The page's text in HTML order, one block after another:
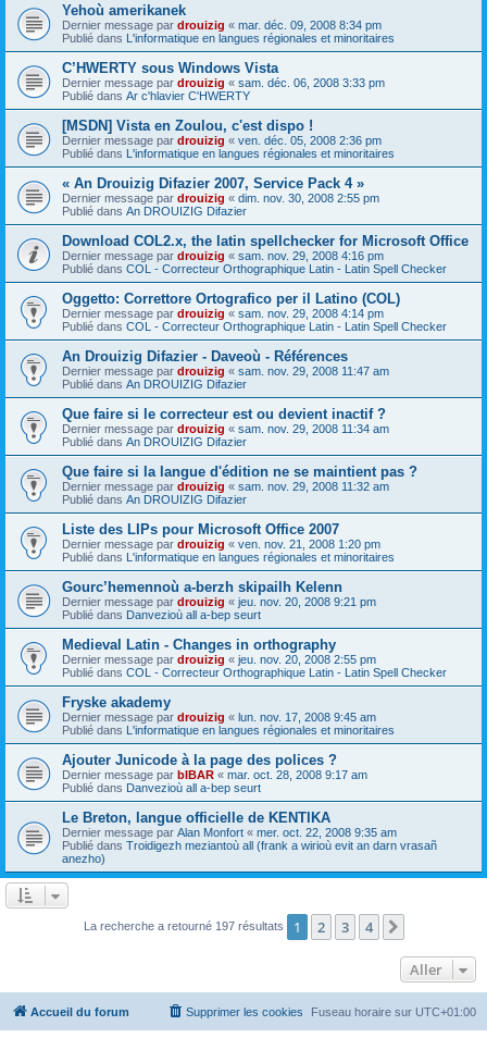
Yehoù amerikanek
Dernier message par drouizig « mar. déc. 09, 2008 8:34 pm
Publié dans L'informatique en langues régionales et minoritaires
C’HWERTY sous Windows Vista
Dernier message par drouizig « sam. déc. 06, 2008 3:33 pm
Publié dans Ar c'hlavier C'HWERTY
[MSDN] Vista en Zoulou, c'est dispo !
Dernier message par drouizig « ven. déc. 05, 2008 2:36 pm
Publié dans L'informatique en langues régionales et minoritaires
« An Drouizig Difazier 2007, Service Pack 4 »
Dernier message par drouizig « dim. nov. 30, 2008 2:55 pm
Publié dans An DROUIZIG Difazier
Download COL2.x, the latin spellchecker for Microsoft Office
Dernier message par drouizig « sam. nov. 29, 2008 4:16 pm
Publié dans COL - Correcteur Orthographique Latin - Latin Spell Checker
Oggetto: Correttore Ortografico per il Latino (COL)
Dernier message par drouizig « sam. nov. 29, 2008 4:14 pm
Publié dans COL - Correcteur Orthographique Latin - Latin Spell Checker
An Drouizig Difazier - Daveoù - Références
Dernier message par drouizig « sam. nov. 29, 2008 11:47 am
Publié dans An DROUIZIG Difazier
Que faire si le correcteur est ou devient inactif ?
Dernier message par drouizig « sam. nov. 29, 2008 11:34 am
Publié dans An DROUIZIG Difazier
Que faire si la langue d'édition ne se maintient pas ?
Dernier message par drouizig « sam. nov. 29, 2008 11:32 am
Publié dans An DROUIZIG Difazier
Liste des LIPs pour Microsoft Office 2007
Dernier message par drouizig « ven. nov. 21, 2008 1:20 pm
Publié dans L'informatique en langues régionales et minoritaires
Gourc’hemennoù a-berzh skipailh Kelenn
Dernier message par drouizig « jeu. nov. 20, 2008 9:21 pm
Publié dans Danvezioù all a-bep seurt
Medieval Latin - Changes in orthography
Dernier message par drouizig « jeu. nov. 20, 2008 2:55 pm
Publié dans COL - Correcteur Orthographique Latin - Latin Spell Checker
Fryske akademy
Dernier message par drouizig « lun. nov. 17, 2008 9:45 am
Publié dans L'informatique en langues régionales et minoritaires
Ajouter Junicode à la page des polices ?
Dernier message par bIBAR « mar. oct. 28, 2008 9:17 am
Publié dans Danvezioù all a-bep seurt
Le Breton, langue officielle de KENTIKA
Dernier message par Alan Monfort « mer. oct. 22, 2008 9:35 am
Publié dans Troidigezh meziantoù all (frank a wirioù evit an darn vrasañ
anezho)
La recherche a retourné 197 résultats 1 2 3 4
Aller
Accueil du forum Fuseau horaire sur UTC+01:00
Supprimer les cookies